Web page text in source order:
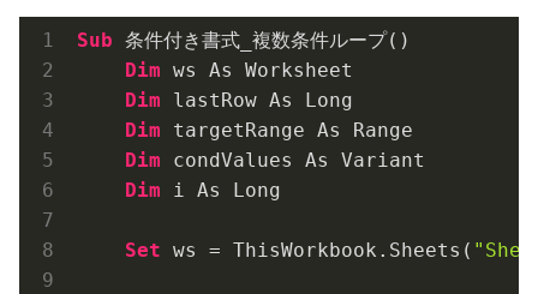
Sub 条件付き書式_複数条件ループ()
Dim ws As Worksheet
Dim lastRow As Long
Dim targetRange As Range
Dim condValues As Variant
Dim i As Long
Set ws = ThisWorkbook.Sheets(